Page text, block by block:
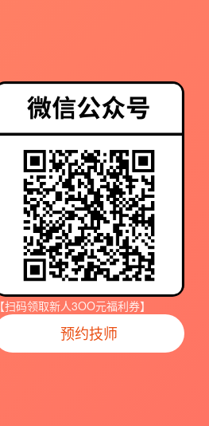
【扫码领取新人3OO元福利券】
预约技师